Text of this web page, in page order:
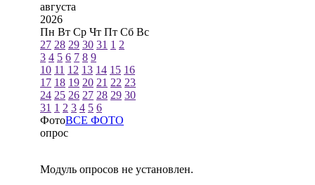
августа
2026
Пн Вт Ср Чт Пт Сб Вс
27 28 29 30 31 1 2
3 4 5 6 7 8 9
10 11 12 13 14 15 16
17 18 19 20 21 22 23
24 25 26 27 28 29 30
31 1 2 3 4 5 6
ФотоВСЕ ФОТО
опрос
Модуль опросов не установлен.